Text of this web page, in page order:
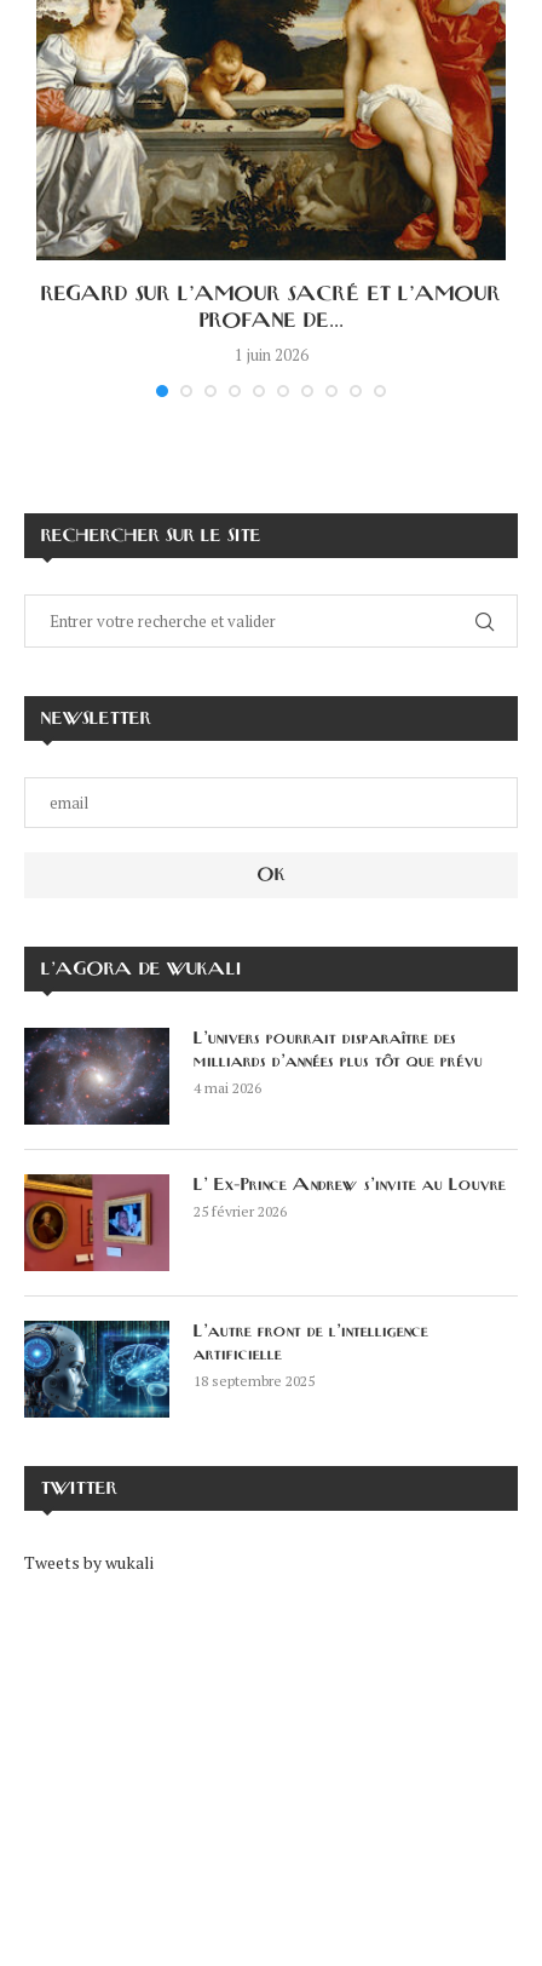
REGARD SUR L’AMOUR SACRÉ ET L’AMOUR
PROFANE DE...
1 juin 2026
RECHERCHER SUR LE SITE
NEWSLETTER
L’AGORA DE WUKALI
L’univers pourrait disparaître des
milliards d’années plus tôt que prévu
4 mai 2026
L’ Ex-Prince Andrew s’invite au Louvre
25 février 2026
L’autre front de l’intelligence
artificielle
18 septembre 2025
TWITTER
Tweets by wukali